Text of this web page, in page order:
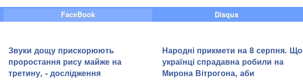
FaceBook Disqus
Звуки дощу прискорюють
проростання рису майже на
третину, - дослідження
Народні прикмети на 8 серпня. Що
українці спрадавна робили на
Мирона Вітрогона, аби